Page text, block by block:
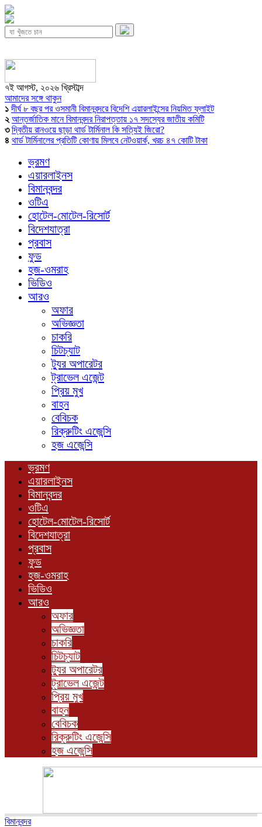
৭ই আগস্ট, ২০২৬ খ্রিস্টাব্দ
আমাদের সঙ্গে থাকুন
১ দীর্ঘ ৮ বছর পর ওসমানী বিমানবন্দরে বিদেশি এয়ারলাইন্সের নিয়মিত ফ্লাইট
২ আন্তর্জাতিক মানে বিমানবন্দর নিরাপত্তায় ১৭ সদস্যের জাতীয় কমিটি
৩ দ্বিতীয় রানওয়ে ছাড়া থার্ড টার্মিনাল কি সত্যিই জিরো?
৪ থার্ড টার্মিনালের প্রতিটি কোণায় মিলবে নেটওয়ার্ক, খরচ ৪৭ কোটি টাকা
ভ্রমণ
এয়ারলাইনস
বিমানবন্দর
ওটিএ
হোটেল-মোটেল-রিসোর্ট
বিদেশযাত্রা
প্রবাস
ফুড
হজ-ওমরাহ
ভিডিও
আরও
অফার
অভিজ্ঞতা
চাকরি
চিটচ্যাট
ট্যুর অপারেটর
ট্রাভেল এজেন্ট
প্রিয় মুখ
বাহন
বেবিচক
রিক্রুটিং এজেন্সি
হজ এজেন্সি
ভ্রমণ
এয়ারলাইনস
বিমানবন্দর
ওটিএ
হোটেল-মোটেল-রিসোর্ট
বিদেশযাত্রা
প্রবাস
ফুড
হজ-ওমরাহ
ভিডিও
আরও
অফার
অভিজ্ঞতা
চাকরি
চিটচ্যাট
ট্যুর অপারেটর
ট্রাভেল এজেন্ট
প্রিয় মুখ
বাহন
বেবিচক
রিক্রুটিং এজেন্সি
হজ এজেন্সি
বিমানবন্দর